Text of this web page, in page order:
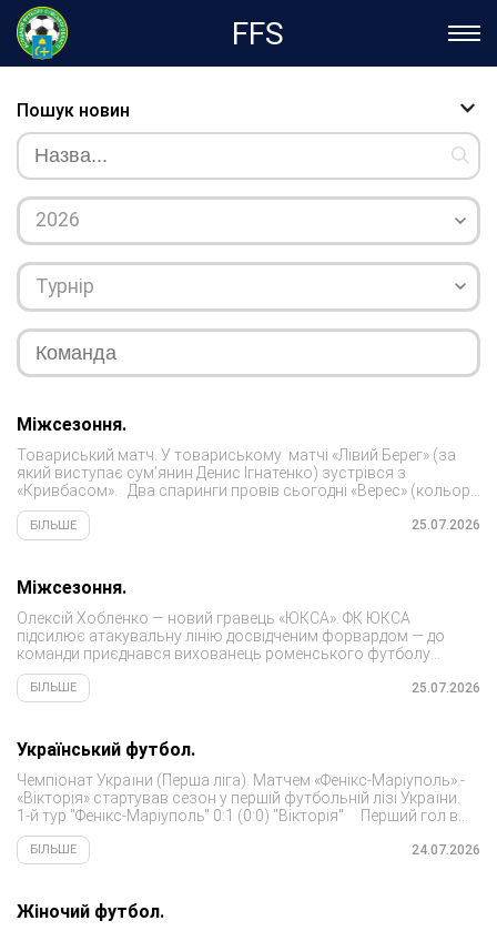
FFS
Міжсезоння.
Товариський матч. У товариському матчі «Лівий Берег» (за
який виступає сум’янин Денис Ігнатенко) зустрівся з
«Кривбасом». Два спаринги провів сьогодні «Верес» (кольори
БІЛЬШЕ 25.07.2026
Міжсезоння.
Олексій Хобленко — новий гравець «ЮКСА». ФК ЮКСА
підсилює атакувальну лінію досвідченим форвардом — до
команди приєднався вихованець роменського футболу
Олексій Хобленко. Про це повідомляє ТГ-канал клубу.
«Вихованець академії...
БІЛЬШЕ 25.07.2026
Український футбол.
Чемпіонат України (Перша ліга). Матчем «Фенікс-Маріуполь» -
«Вікторія» стартував сезон у першій футбольній лізі України.
1-й тур "Фенікс-Маріуполь" 0:1 (0:0) "Вікторія" Перший гол в
сезоні забив...
БІЛЬШЕ 24.07.2026
Жіночий футбол.
Пошук новин
2026
Турнір